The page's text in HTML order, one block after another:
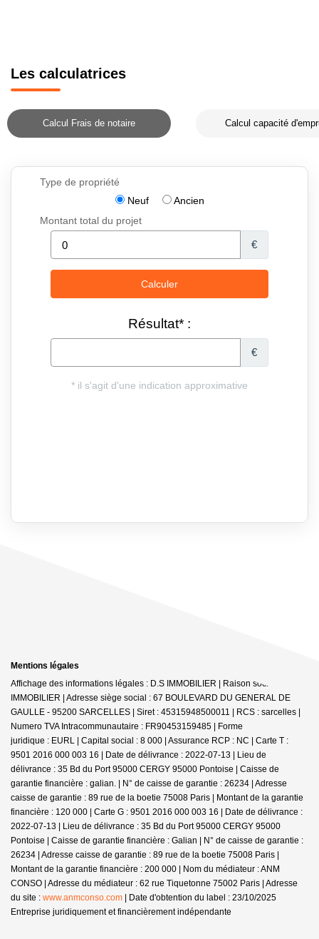
Les calculatrices
Calcul Frais de notaire Calcul capacité
Mentions légales
Affichage des informations légales : D.S IMMOBILIER | Raison sociale : DS
IMMOBILIER | Adresse siège social : 67 BOULEVARD DU GENERAL DE
GAULLE - 95200 SARCELLES | Siret : 45315948500011 | RCS : sarcelles |
Numero TVA Intracommunautaire : FR90453159485 | Forme
juridique : EURL | Capital social : 8 000 | Assurance RCP : NC | Carte T :
9501 2016 000 003 16 | Date de délivrance : 2022-07-13 | Lieu de
délivrance : 35 Bd du Port 95000 CERGY 95000 Pontoise | Caisse de
garantie financière : galian. | N° de caisse de garantie : 26234 | Adresse
caisse de garantie : 89 rue de la boetie 75008 Paris | Montant de la garantie
financière : 120 000 | Carte G : 9501 2016 000 003 16 | Date de délivrance :
2022-07-13 | Lieu de délivrance : 35 Bd du Port 95000 CERGY 95000
Pontoise | Caisse de garantie financière : Galian | N° de caisse de garantie :
26234 | Adresse caisse de garantie : 89 rue de la boetie 75008 Paris |
Montant de la garantie financière : 200 000 | Nom du médiateur : ANM
CONSO | Adresse du médiateur : 62 rue Tiquetonne 75002 Paris | Adresse
du site : www.anmconso.com | Date d'obtention du label : 23/10/2025
Entreprise juridiquement et financièrement indépendante